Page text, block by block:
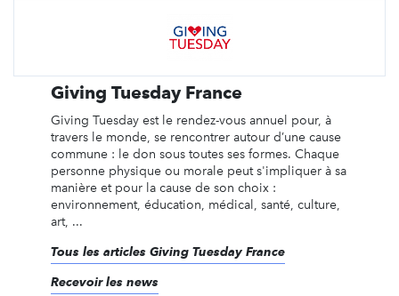
Giving Tuesday France
Giving Tuesday est le rendez-vous annuel pour, à
travers le monde, se rencontrer autour d’une cause
commune : le don sous toutes ses formes. Chaque
personne physique ou morale peut s'impliquer à sa
manière et pour la cause de son choix :
environnement, éducation, médical, santé, culture,
art, ...
Tous les articles Giving Tuesday France
Recevoir les news